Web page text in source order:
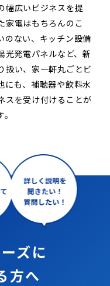
幅広いビジネスを提
家電はもちろんのこ
のない、キッチン設備
光発電パネルなど、新
扱い、家一軒丸ごとビ
にも、補聴器や飲料水
スを受け付けることが
ズに
方へ